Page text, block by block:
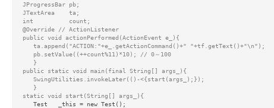
   JProgressBar pb;
   JTextArea    ta;
   int          count;
   @Override // ActionListener
   public void actionPerformed(ActionEvent e_){
      ta.append("ACTION:"+e_.getActionCommand()+" "+tf.getText()+"\n");
      pb.setValue((++count%11)*10); // 0～100
      }
   public static void main(final String[] args_){
      SwingUtilities.invokeLater(()-<{start(args_);});
      }
   static void start(String[] args_){
Test   _this = new Test();